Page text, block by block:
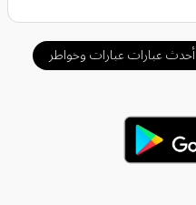
أحدث عبارات عبارات وخواطر